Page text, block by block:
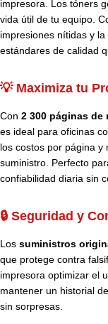
impresora. Los tóners
vida útil de tu equipo.
impresiones nítidas y
estándares de calidad
💡 Maximiza tu
Con 2 300 páginas de
es ideal para oficinas
los costos por página y
suministro. Perfecto
confiabilidad diaria sin
🔒 Seguridad y
Los suministros
que protege contra
impresora optimizar el
mantener un historial
sin sorpresas.